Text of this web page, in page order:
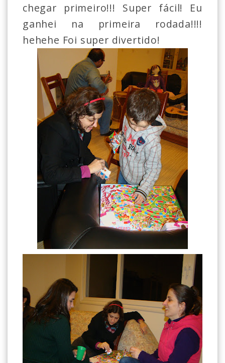
chegar primeiro!!! Super fácil! Eu
ganhei na primeira rodada!!!!
hehehe Foi super divertido!